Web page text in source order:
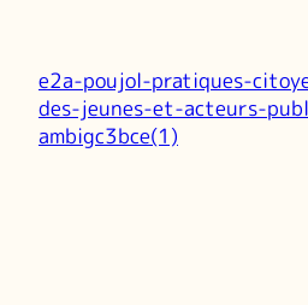
e2a-poujol-pratiques-
des-jeunes-et-acteurs-
ambigc3bce(1)